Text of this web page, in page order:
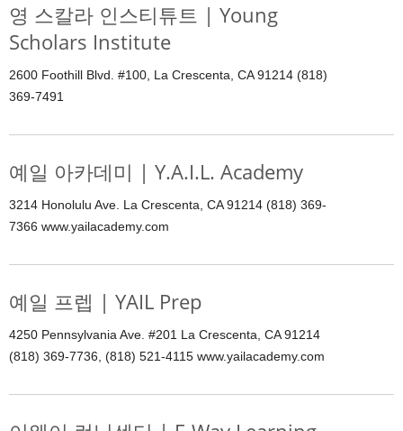
영 스칼라 인스티튜트 | Young
Scholars Institute
2600 Foothill Blvd. #100, La Crescenta, CA 91214 (818)
369-7491
예일 아카데미 | Y.A.I.L. Academy
3214 Honolulu Ave. La Crescenta, CA 91214 (818) 369-
7366 www.yailacademy.com
예일 프렙 | YAIL Prep
4250 Pennsylvania Ave. #201 La Crescenta, CA 91214
(818) 369-7736, (818) 521-4115 www.yailacademy.com